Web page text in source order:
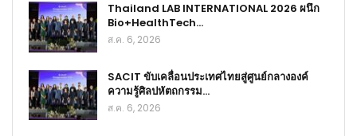
Thailand LAB INTERNATIONAL 2026 ผนึก
Bio+HealthTech…
ส.ค. 6, 2026
SACIT ขับเคลื่อนประเทศไทยสู่ศูนย์กลางองค์
ความรู้ศิลปหัตถกรรม…
ส.ค. 6, 2026